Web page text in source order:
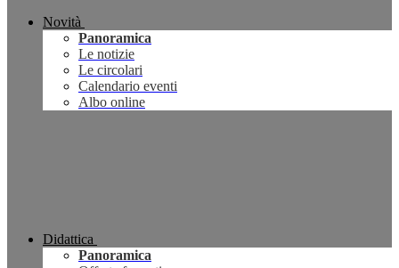
Novità
Panoramica
Le notizie
Le circolari
Calendario eventi
Albo online
Didattica
Panoramica